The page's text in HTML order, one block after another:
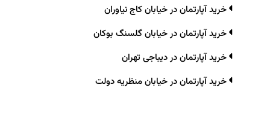
خرید آپارتمان در خیابان کاج نیاوران
خرید آپارتمان در خیابان گلسنگ بوکان
خرید آپارتمان در دیباجی تهران
خرید آپارتمان در خیابان منظریه دولت